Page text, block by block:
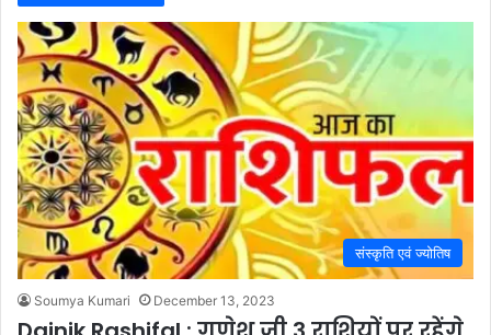
संस्कृति एवं ज्योतिष
Soumya Kumari December 13, 2023